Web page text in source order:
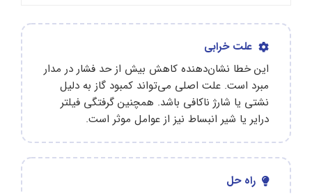
علت خرابی
این خطا نشان‌دهنده کاهش بیش‌ از حد فشار در مدار
مبرد است. علت اصلی می‌تواند کمبود گاز به دلیل
نشتی یا شارژ ناکافی باشد. همچنین گرفتگی فیلتر
درایر یا شیر انبساط نیز از عوامل موثر است.
راه حل